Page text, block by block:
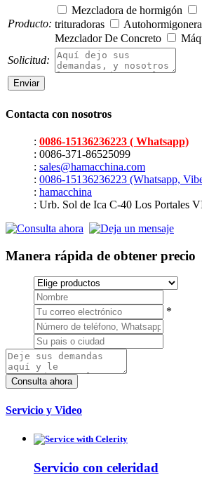
Producto:
Mezcladora de hormigón
trituradoras
Mezclador De Concreto
Solicitud:
Contacta con nosotros
: 0086-15136236223 ( Whatsapp)
: 0086-371-86525099
: sales@hamacchina.com
: 0086-15136236223 (Whatsapp,
: hamacchina
: Urb. Sol de Ica C-40 Los Portales
Manera rápida de obtener precio
*
Servicio y Video
Servicio con celeridad